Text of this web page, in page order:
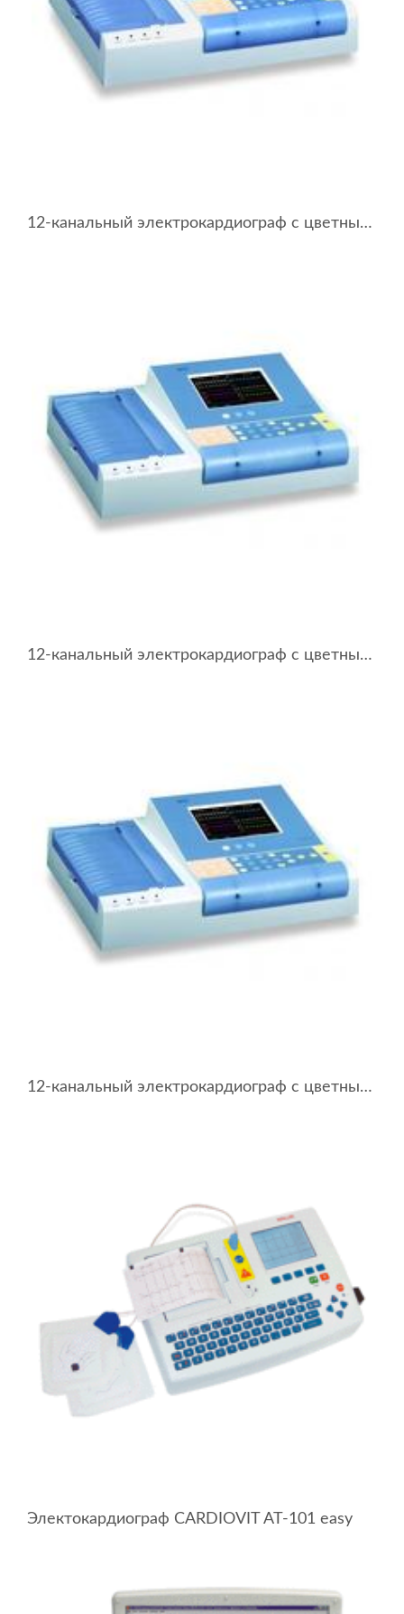
12-канальный электрокардиограф с цветным сенсорным дисплеем BTL-08 LC Plus ECG
12-канальный электрокардиограф с цветным сенсорным дисплеем BTL-08 LT ECG
12-канальный электрокардиограф с цветным сенсорным дисплеем BTL-08 LT Plus ECG
Электокардиограф CARDIOVIT AT-101 easy